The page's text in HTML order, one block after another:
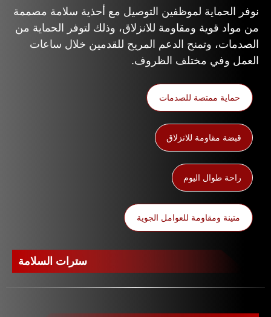
نوفر الحماية لموظفين التوصيل مع أحذية سلامة مصممة
من مواد قوية ومقاومة للانزلاق، وذلك لتوفر الحماية من
الصدمات، وتمنح الدعم المريح للقدمين خلال ساعات
العمل وفي مختلف الظروف.
حماية ممتصة للصدمات
قبضة مقاومة للانزلاق
راحة طوال اليوم
متينة ومقاومة للعوامل الجوية
سترات السلامة